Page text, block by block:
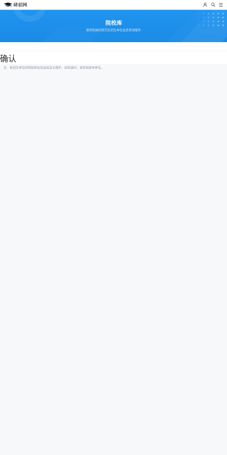
院校库
提供权威的研究生招生单位信息查询服务
确认
注：各招生单位的院校库信息由其自主维护，如有疑问，请咨询发布单位。